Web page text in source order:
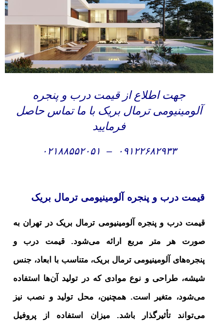
جهت اطلاع از قیمت درب و پنجره
آلومینیومی ترمال بریک با ما تماس حاصل
فرمایید
۰۹۱۲۲۶۸۲۹۳۳ – ۰۲۱۸۸۵۵۲۰۵۱
قیمت درب و پنجره آلومینیومی ترمال بریک
قیمت درب و پنجره آلومینیومی ترمال بریک در تهران به
صورت هر متر مربع ارائه می‌شود. قیمت درب و
پنجره‌های آلومینیومی ترمال بریک، متناسب با ابعاد، جنس
شیشه، طراحی و نوع موادی که در تولید آن‌ها استفاده
می‌شود، متغیر است. همچنین، محل تولید و نصب نیز
می‌تواند تأثیرگذار باشد. میزان استفاده از پروفیل